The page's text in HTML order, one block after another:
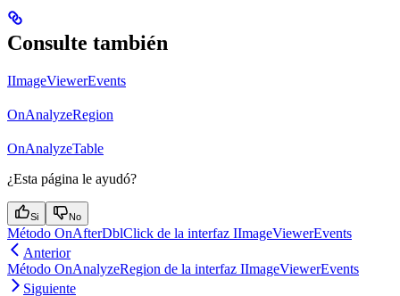
Consulte también
IImageViewerEvents
OnAnalyzeRegion
OnAnalyzeTable
¿Esta página le ayudó?
Si No
Método OnAfterDblClick de la interfaz IImageViewerEvents
Anterior
Método OnAnalyzeRegion de la interfaz IImageViewerEvents
Siguiente